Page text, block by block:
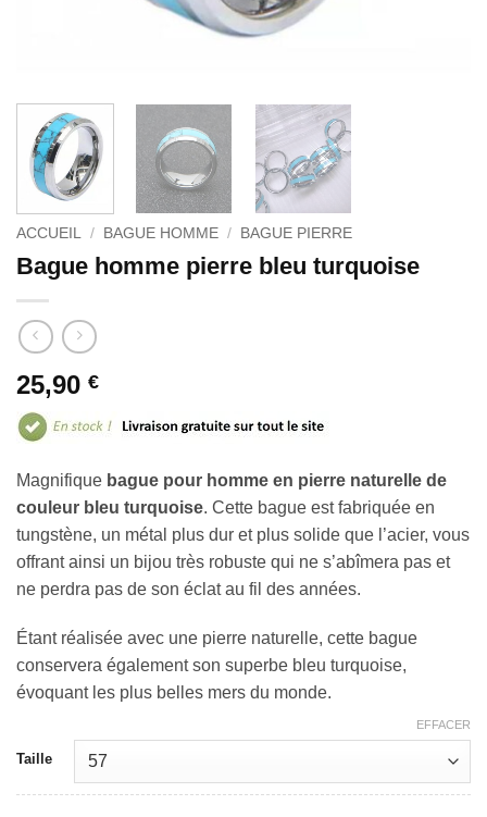
ACCUEIL / BAGUE HOMME / BAGUE PIERRE
Bague homme pierre bleu turquoise
25,90 €
Magnifique bague pour homme en pierre naturelle de
couleur bleu turquoise. Cette bague est fabriquée en
tungstène, un métal plus dur et plus solide que l’acier, vous
offrant ainsi un bijou très robuste qui ne s’abîmera pas et
ne perdra pas de son éclat au fil des années.
Étant réalisée avec une pierre naturelle, cette bague
conservera également son superbe bleu turquoise,
évoquant les plus belles mers du monde.
Taille
EFFACER